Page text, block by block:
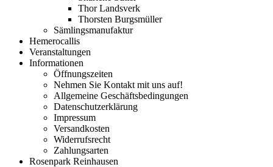
Thor Landsverk
Thorsten Burgsmüller
Sämlingsmanufaktur
Hemerocallis
Veranstaltungen
Informationen
Öffnungszeiten
Nehmen Sie Kontakt mit uns auf!
Allgemeine Geschäftsbedingungen
Datenschutzerklärung
Impressum
Versandkosten
Widerrufsrecht
Zahlungsarten
Rosenpark Reinhausen